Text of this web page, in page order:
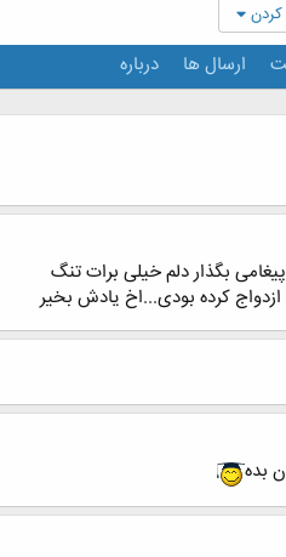
کردن
ارسال ها درباره
بگذار دلم خیلی برات تنگ
کرده بودی...اخ یادش بخیر
بده